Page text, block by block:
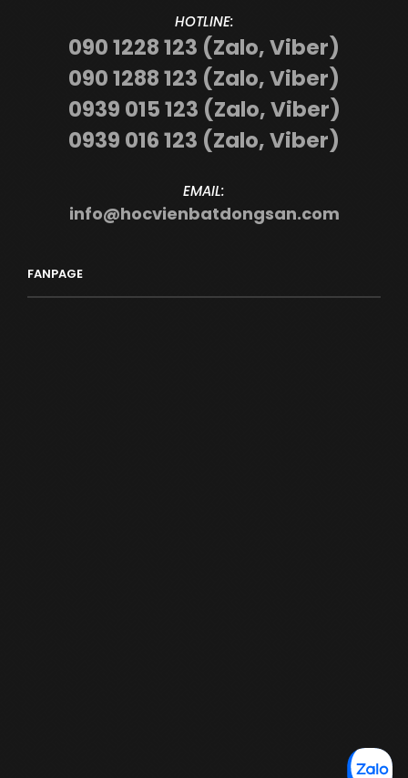
HOTLINE:
090 1228 123 (Zalo, Viber)
090 1288 123 (Zalo, Viber)
0939 015 123 (Zalo, Viber)
0939 016 123 (Zalo, Viber)
EMAIL:
info@hocvienbatdongsan.com
FANPAGE